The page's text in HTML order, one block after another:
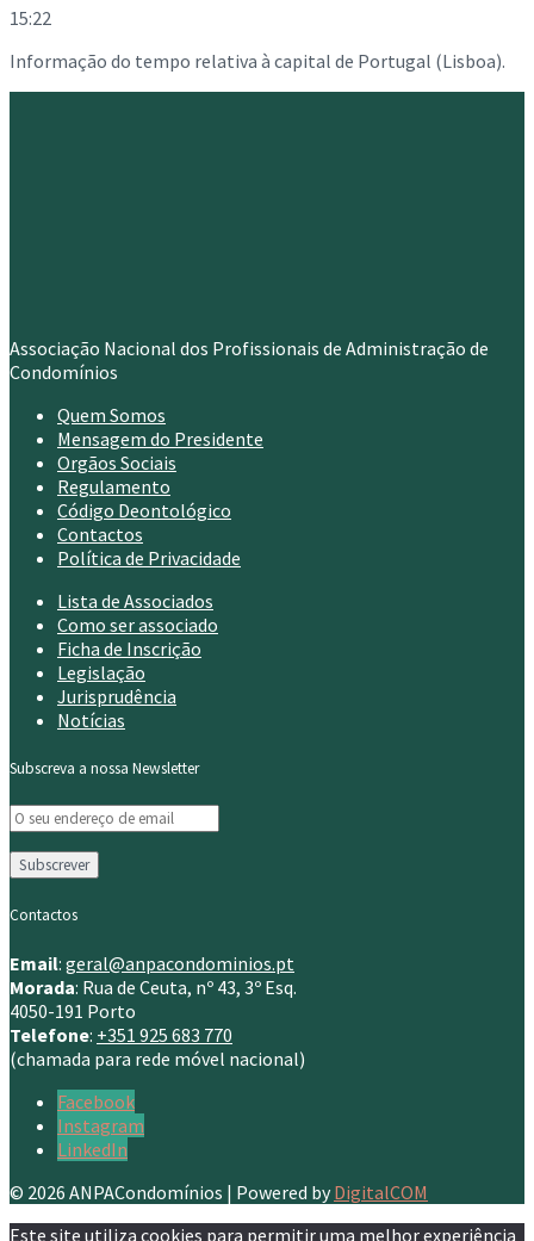
15:22
Informação do tempo relativa à capital de Portugal (Lisboa).
Associação Nacional dos Profissionais de Administração de
Condomínios
Quem Somos
Mensagem do Presidente
Orgãos Sociais
Regulamento
Código Deontológico
Contactos
Política de Privacidade
Lista de Associados
Como ser associado
Ficha de Inscrição
Legislação
Jurisprudência
Notícias
Subscreva a nossa Newsletter
Contactos
Email: geral@anpacondominios.pt
Morada: Rua de Ceuta, nº 43, 3º Esq.
4050-191 Porto
Telefone: +351 925 683 770
(chamada para rede móvel nacional)
Facebook
Instagram
LinkedIn
© 2026 ANPACondomínios | Powered byDigitalCOM
Este site utiliza cookies para permitir uma melhor experiência